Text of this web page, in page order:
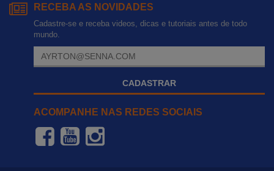
RECEBA AS NOVIDADES
Cadastre-se e receba videos, dicas e tutoriais antes de todo
mundo.
CADASTRAR
ACOMPANHE NAS REDES SOCIAIS